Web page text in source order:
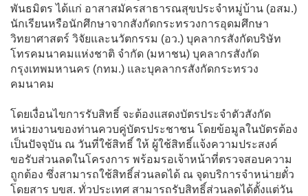
พันธมิตร ได้แก่ อาสาสมัครสาธารณสุขประจำหมู่บ้าน (อสม.)
นักเรียนหรือนักศึกษาจากสังกัดกระทรวงการอุดมศึกษา
วิทยาศาสตร์ วิจัยและนวัตกรรม (อว.) บุคลากรสังกัดบริษัท
โทรคมนาคมแห่งชาติ จำกัด (มหาชน) บุคลากรสังกัด
กรุงเทพมหานคร (กทม.) และบุคลากรสังกัดกระทรวง
คมนาคม
โดยเงื่อนไขการรับสิทธิ์ จะต้องแสดงบัตรประจำตัวสังกัด
หน่วยงานของท่านควบคู่บัตรประชาชน โดยข้อมูลในบัตรต้อง
เป็นปัจจุบัน ณ วันที่ใช้สิทธิ์ ให้ ผู้ใช้สิทธิ์แจ้งความประสงค์
ขอรับส่วนลดในโครงการ พร้อมรอเจ้าหน้าที่ตรวจสอบความ
ถูกต้อง ซึ่งสามารถใช้สิทธิ์ส่วนลดได้ ณ จุดบริการจำหน่ายตั๋ว
โดยสาร บขส. ทั่วประเทศ สามารถรับสิทธิ์ส่วนลดได้ตั้งแต่วัน